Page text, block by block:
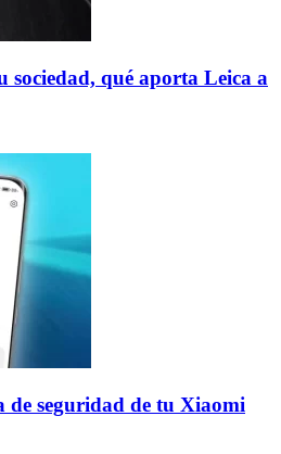
sociedad, qué aporta Leica a
de seguridad de tu Xiaomi